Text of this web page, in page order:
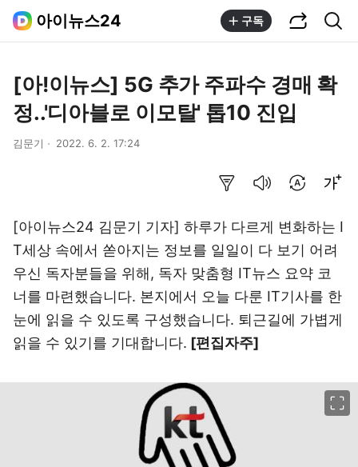
아이뉴스24 구독
[아!이뉴스] 5G 추가 주파수 경매 확
정..'디아블로 이모탈' 톱10 진입
김문기 2022. 6. 2. 17:24
[아이뉴스24 김문기 기자] 하루가 다르게 변화하는 I
T세상 속에서 쏟아지는 정보를 일일이 다 보기 어려
우신 독자분들을 위해, 독자 맞춤형 IT뉴스 요약 코
너를 마련했습니다. 본지에서 오늘 다룬 IT기사를 한
눈에 읽을 수 있도록 구성했습니다. 퇴근길에 가볍게
읽을 수 있기를 기대합니다. [편집자주]